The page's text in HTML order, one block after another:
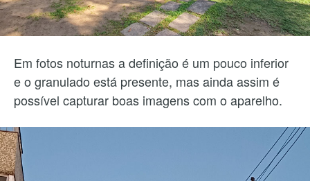
Em fotos noturnas a definição é um pouco inferior
e o granulado está presente, mas ainda assim é
possível capturar boas imagens com o aparelho.